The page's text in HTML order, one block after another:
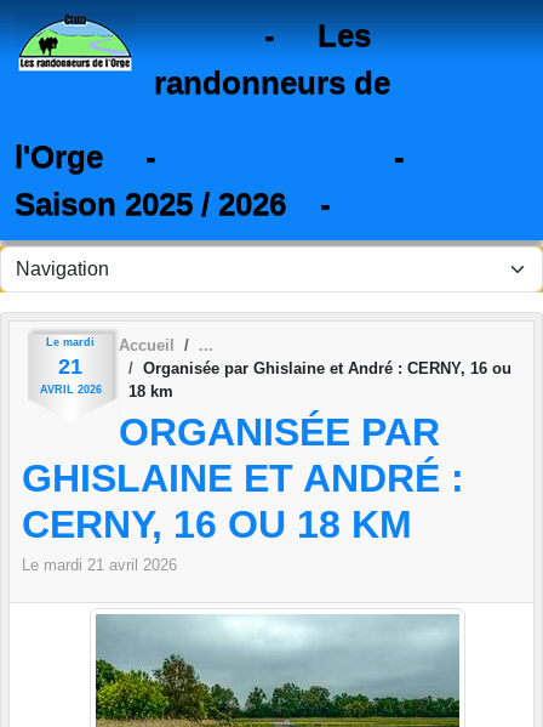
- Les
randonneurs de
l'Orge - -
Saison 2025 / 2026 -
Le mardi
21
AVRIL 2026
Accueil
Organisée par Ghislaine et André : CERNY, 16 ou
18 km
ORGANISÉE PAR
GHISLAINE ET ANDRÉ :
CERNY, 16 OU 18 KM
Le mardi 21 avril 2026
Panneau de gestion des cookies